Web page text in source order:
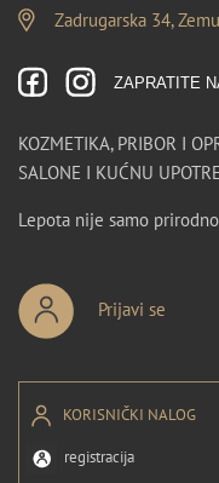
Zadrugarska 34,
ZAPRATITE
KOZMETIKA, PRIBOR I
SALONE I KUĆNU
Lepota nije samo
Prijavi se
KORISNIČKI NALOG
registracija